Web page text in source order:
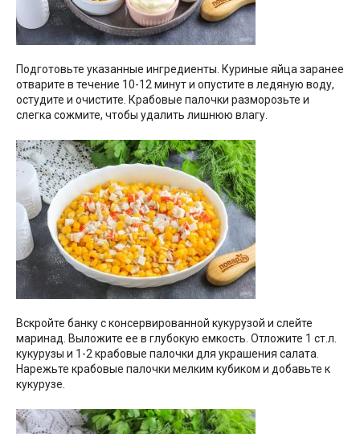
Подготовьте указанные ингредиенты. Куриные яйца заранее
отварите в течение 10-12 минут и опустите в ледяную воду,
остудите и очистите. Крабовые палочки разморозьте и
слегка сожмите, чтобы удалить лишнюю влагу.
Вскройте банку с консервированной кукурузой и слейте
маринад. Выложите ее в глубокую емкость. Отложите 1 ст.л.
кукурузы и 1-2 крабовые палочки для украшения салата.
Нарежьте крабовые палочки мелким кубиком и добавьте к
кукурузе.